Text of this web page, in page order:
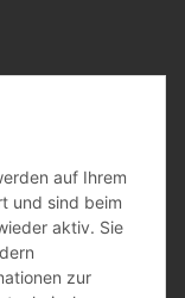
auf Ihrem
und sind beim
aktiv. Sie
zur